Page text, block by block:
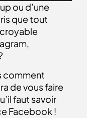
ou d’une
que tout
comment
de vous faire
faut savoir
Facebook !